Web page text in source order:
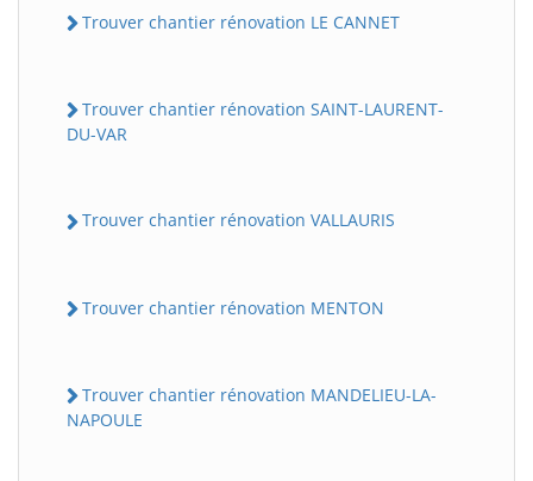
Trouver chantier rénovation LE CANNET
Trouver chantier rénovation SAINT-LAURENT-
DU-VAR
Trouver chantier rénovation VALLAURIS
Trouver chantier rénovation MENTON
Trouver chantier rénovation MANDELIEU-LA-
NAPOULE